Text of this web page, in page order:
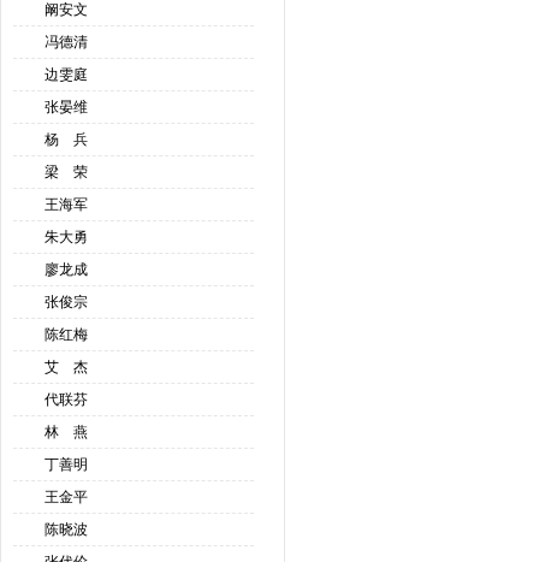
阚安文
冯德清
边雯庭
张晏维
杨 兵
梁 荣
王海军
朱大勇
廖龙成
张俊宗
陈红梅
艾 杰
代联芬
林 燕
丁善明
王金平
陈晓波